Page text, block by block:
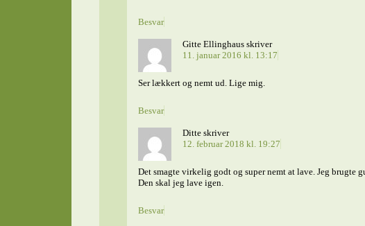
Besvar
Gitte Ellinghaus skriver
11. januar 2016 kl. 13:17
Ser lækkert og nemt ud. Lige mig.
Besvar
Ditte skriver
12. februar 2018 kl. 19:27
Det smagte virkelig godt og super nemt at lave. Jeg brugte
Den skal jeg lave igen.
Besvar